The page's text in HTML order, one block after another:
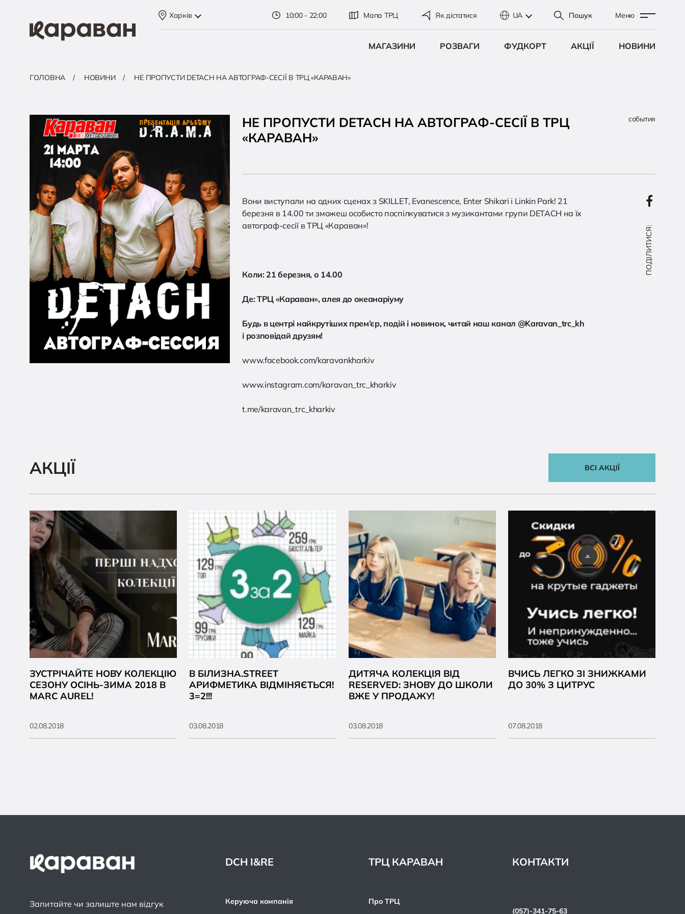
Харків 10:00 - 22:00 Мапа ТРЦ Як дістатися UA Пошук Меню
МАГАЗИНИ РОЗВАГИ ФУДКОРТ АКЦІЇ НОВИНИ
ГОЛОВНА НОВИНИ НЕ ПРОПУСТИ DETACH НА АВТОГРАФ-СЕСІЇ В ТРЦ «КАРАВАН»
НЕ ПРОПУСТИ DETACH НА АВТОГРАФ-СЕСІЇ В ТРЦ
«КАРАВАН»
события
Вони виступали на одних сценах з SKILLET, Evanescence, Enter Shikari і Linkin Park! 21
березня в 14.00 ти зможеш особисто поспілкуватися з музикантами групи DETACH на їх
автограф-сесії в ТРЦ «Караван»!
Коли: 21 березня, о 14.00
Де: ТРЦ «Караван», алея до океанаріуму
Будь в центрі найкрутіших прем’єр, подій і новинок, читай наш канал @Karavan_trc_kh
і розповідай друзям!
www.facebook.com/karavankharkiv
www.instagram.com/karavan_trc_kharkiv
t.me/karavan_trc_kharkiv
ПОДІЛИТИСЯ:
АКЦІЇ ВСІ АКЦІЇ
ЗУСТРІЧАЙТЕ НОВУ КОЛЕКЦІЮ
СЕЗОНУ ОСІНЬ-ЗИМА 2018 В
MARC AUREL!
02.08.2018
В БІЛИЗНА.STREET
АРИФМЕТИКА ВІДМІНЯЄТЬСЯ!
3=2!!!
03.08.2018
ДИТЯЧА КОЛЕКЦІЯ ВІД
RESERVED: ЗНОВУ ДО ШКОЛИ
ВЖЕ У ПРОДАЖУ!
03.08.2018
ВЧИСЬ ЛЕГКО ЗІ ЗНИЖКАМИ
ДО 30% З ЦИТРУС
07.08.2018
Запитайте чи залиште нам відгук
DCH I&RE
Керуюча компанія
ТРЦ КАРАВАН
Про ТРЦ
КОНТАКТИ
(057)-341-75-63